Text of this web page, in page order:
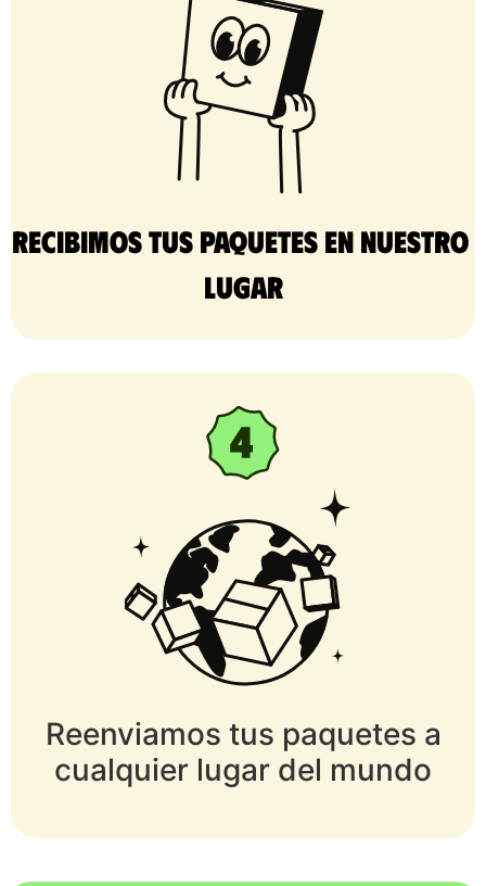
Recibimos tus paquetes en nuestro
lugar
Reenviamos tus paquetes a
cualquier lugar del mundo